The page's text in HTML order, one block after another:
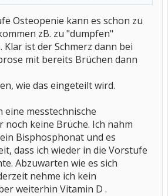
Osteopenie kann es schon zu
zB. zu "dumpfen"
Klar ist der Schmerz dann bei
mit bereits Brüchen dann
wie das eingeteilt wird.
eine messtechnische
noch keine Brüche. Ich nahm
Bisphosphonat und es
dass ich wieder in die Vorstufe
Abzuwarten wie es sich
nehme ich kein
weiterhin Vitamin D .